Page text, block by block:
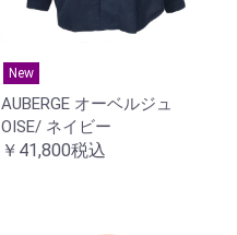
New
AUBERGE オーベルジュ
OISE/ ネイビー
￥41,800税込